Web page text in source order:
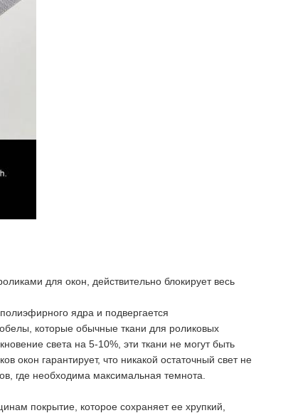
для окон, действительно блокирует весь
ядра и подвергается
которые обычные ткани для роликовых
света на 5-10%, эти ткани не могут быть
окон гарантирует, что никакой остаточный свет не
где необходима максимальная темнота.
покрытие, которое сохраняет ее хрупкий,